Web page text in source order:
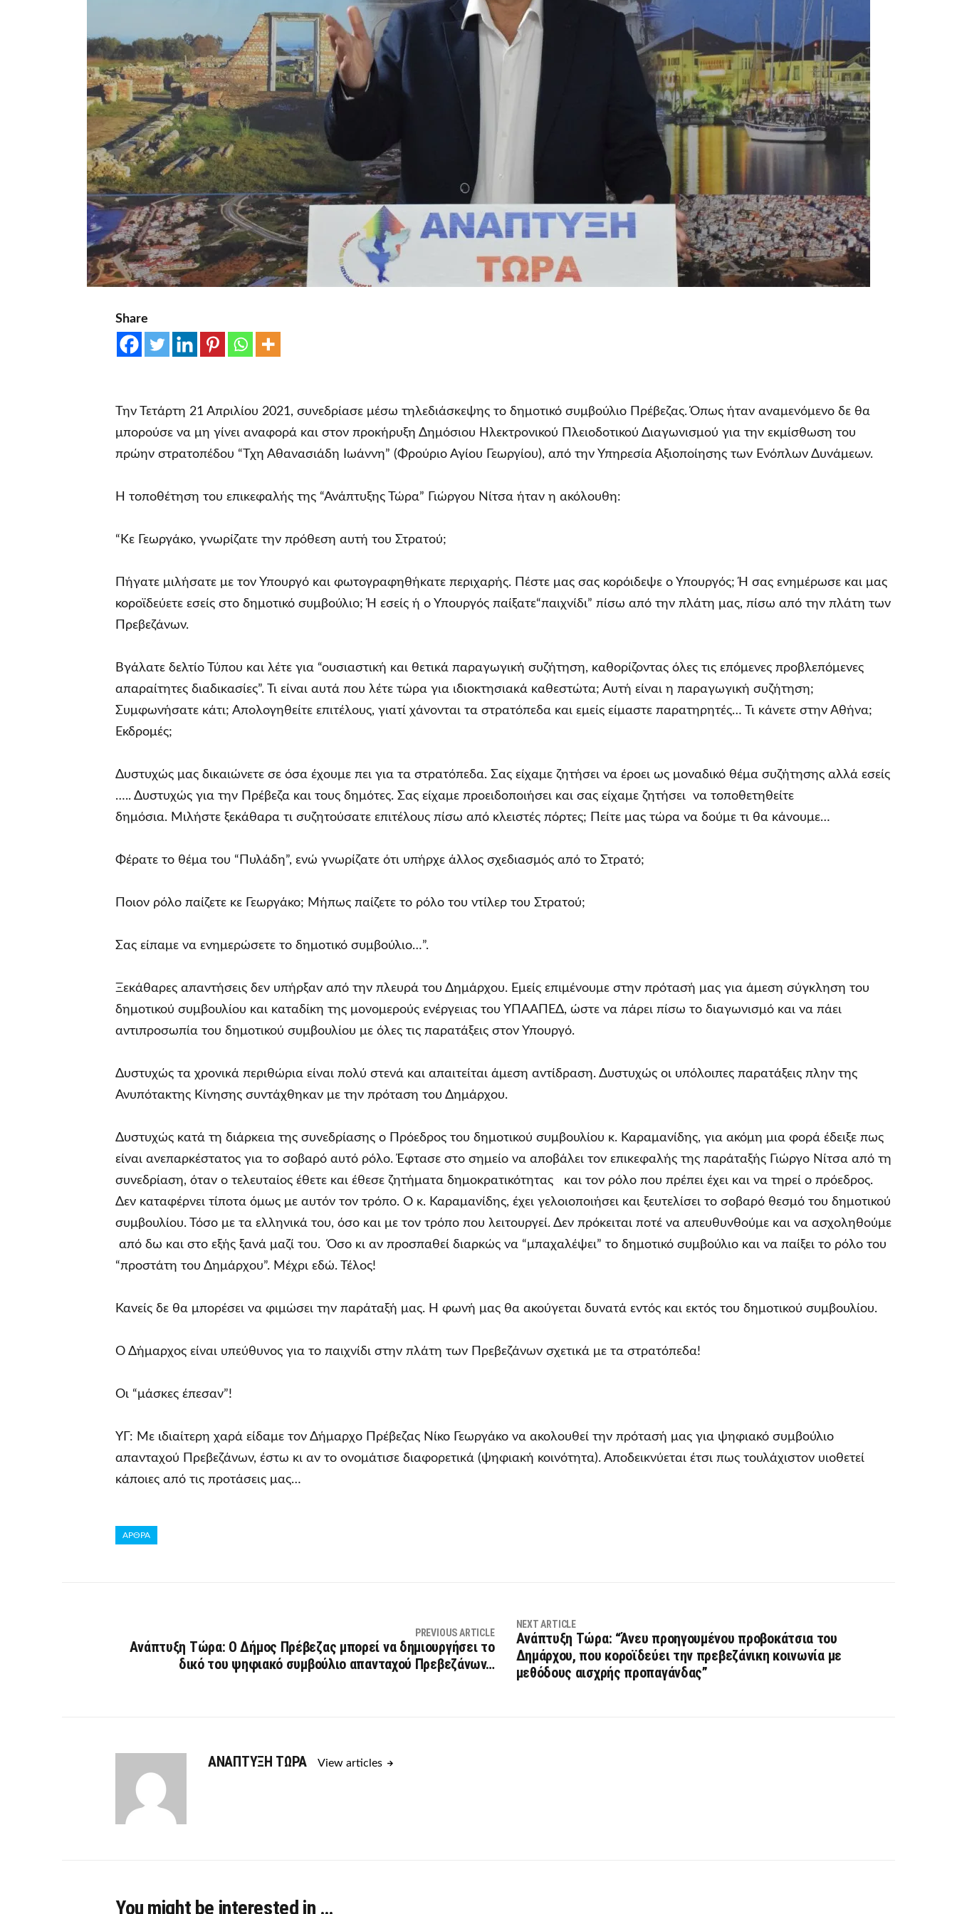
Share
Την Τετάρτη 21 Απριλίου 2021, συνεδρίασε μέσω τηλεδιάσκεψης το δημοτικό συμβούλιο Πρέβεζας. Όπως ήταν αναμενόμενο δε θα
μπορούσε να μη γίνει αναφορά και στον προκήρυξη Δημόσιου Ηλεκτρονικού Πλειοδοτικού Διαγωνισμού για την εκμίσθωση του
πρώην στρατοπέδου “Τχη Αθανασιάδη Ιωάννη” (Φρούριο Αγίου Γεωργίου), από την Υπηρεσία Αξιοποίησης των Ενόπλων Δυνάμεων.
Η τοποθέτηση του επικεφαλής της “Ανάπτυξης Τώρα” Γιώργου Νίτσα ήταν η ακόλουθη:
“Κε Γεωργάκο, γνωρίζατε την πρόθεση αυτή του Στρατού;
Πήγατε μιλήσατε με τον Υπουργό και φωτογραφηθήκατε περιχαρής. Πέστε μας σας κορόιδεψε ο Υπουργός; Ή σας ενημέρωσε και μας
κοροϊδεύετε εσείς στο δημοτικό συμβούλιο; Ή εσείς ή ο Υπουργός παίξατε“παιχνίδι” πίσω από την πλάτη μας, πίσω από την πλάτη των
Πρεβεζάνων.
Βγάλατε δελτίο Τύπου και λέτε για “ουσιαστική και θετικά παραγωγική συζήτηση, καθορίζοντας όλες τις επόμενες προβλεπόμενες
απαραίτητες διαδικασίες”. Τι είναι αυτά που λέτε τώρα για ιδιοκτησιακά καθεστώτα; Αυτή είναι η παραγωγική συζήτηση;
Συμφωνήσατε κάτι; Απολογηθείτε επιτέλους, γιατί χάνονται τα στρατόπεδα και εμείς είμαστε παρατηρητές… Τι κάνετε στην Αθήνα;
Εκδρομές;
Δυστυχώς μας δικαιώνετε σε όσα έχουμε πει για τα στρατόπεδα. Σας είχαμε ζητήσει να έροει ως μοναδικό θέμα συζήτησης αλλά εσείς
….. Δυστυχώς για την Πρέβεζα και τους δημότες. Σας είχαμε προειδοποιήσει και σας είχαμε ζητήσει να τοποθετηθείτε
δημόσια. Μιλήστε ξεκάθαρα τι συζητούσατε επιτέλους πίσω από κλειστές πόρτες; Πείτε μας τώρα να δούμε τι θα κάνουμε…
Φέρατε το θέμα του “Πυλάδη”, ενώ γνωρίζατε ότι υπήρχε άλλος σχεδιασμός από το Στρατό;
Ποιον ρόλο παίζετε κε Γεωργάκο; Μήπως παίζετε το ρόλο του ντίλερ του Στρατού;
Σας είπαμε να ενημερώσετε το δημοτικό συμβούλιο…”.
Ξεκάθαρες απαντήσεις δεν υπήρξαν από την πλευρά του Δημάρχου. Εμείς επιμένουμε στην πρότασή μας για άμεση σύγκληση του
δημοτικού συμβουλίου και καταδίκη της μονομερούς ενέργειας του ΥΠΑΑΠΕΔ, ώστε να πάρει πίσω το διαγωνισμό και να πάει
αντιπροσωπία του δημοτικού συμβουλίου με όλες τις παρατάξεις στον Υπουργό.
Δυστυχώς τα χρονικά περιθώρια είναι πολύ στενά και απαιτείται άμεση αντίδραση. Δυστυχώς οι υπόλοιπες παρατάξεις πλην της
Ανυπότακτης Κίνησης συντάχθηκαν με την πρόταση του Δημάρχου.
Δυστυχώς κατά τη διάρκεια της συνεδρίασης ο Πρόεδρος του δημοτικού συμβουλίου κ. Καραμανίδης, για ακόμη μια φορά έδειξε πως
είναι ανεπαρκέστατος για το σοβαρό αυτό ρόλο. Έφτασε στο σημείο να αποβάλει τον επικεφαλής της παράταξής Γιώργο Νίτσα από τη
συνεδρίαση, όταν ο τελευταίος έθετε και έθεσε ζητήματα δημοκρατικότητας και τον ρόλο που πρέπει έχει και να τηρεί ο πρόεδρος.
Δεν καταφέρνει τίποτα όμως με αυτόν τον τρόπο. Ο κ. Καραμανίδης, έχει γελοιοποιήσει και ξευτελίσει το σοβαρό θεσμό του δημοτικού
συμβουλίου. Τόσο με τα ελληνικά του, όσο και με τον τρόπο που λειτουργεί. Δεν πρόκειται ποτέ να απευθυνθούμε και να ασχοληθούμε
από δω και στο εξής ξανά μαζί του. Όσο κι αν προσπαθεί διαρκώς να “μπαχαλέψει” το δημοτικό συμβούλιο και να παίξει το ρόλο του
“προστάτη του Δημάρχου”. Μέχρι εδώ. Τέλος!
Κανείς δε θα μπορέσει να φιμώσει την παράταξή μας. Η φωνή μας θα ακούγεται δυνατά εντός και εκτός του δημοτικού συμβουλίου.
Ο Δήμαρχος είναι υπεύθυνος για το παιχνίδι στην πλάτη των Πρεβεζάνων σχετικά με τα στρατόπεδα!
Οι “μάσκες έπεσαν”!
ΥΓ: Με ιδιαίτερη χαρά είδαμε τον Δήμαρχο Πρέβεζας Νίκο Γεωργάκο να ακολουθεί την πρότασή μας για ψηφιακό συμβούλιο
απανταχού Πρεβεζάνων, έστω κι αν το ονομάτισε διαφορετικά (ψηφιακή κοινότητα). Αποδεικνύεται έτσι πως τουλάχιστον υιοθετεί
κάποιες από τις προτάσεις μας…
ΑΡΘΡΑ
PREVIOUS ARTICLE
Ανάπτυξη Τώρα: Ο Δήμος Πρέβεζας μπορεί να δημιουργήσει το
δικό του ψηφιακό συμβούλιο απανταχού Πρεβεζάνων…
NEXT ARTICLE
Ανάπτυξη Τώρα: “Άνευ προηγουμένου προβοκάτσια του
Δημάρχου, που κοροϊδεύει την πρεβεζάνικη κοινωνία με
μεθόδους αισχρής προπαγάνδας”
ΑΝΑΠΤΥΞΗ ΤΩΡΑ View articles
You might be interested in …